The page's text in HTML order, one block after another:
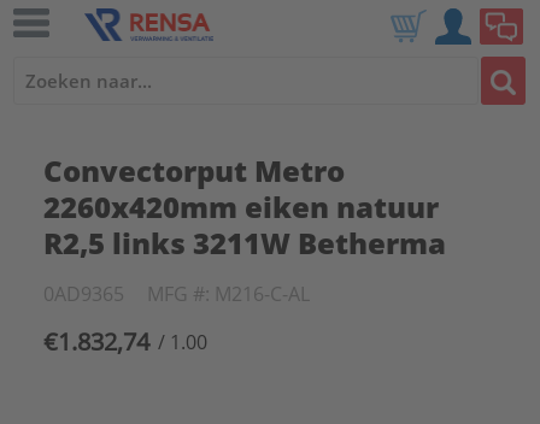
Convectorput Metro
2260x420mm eiken natuur
R2,5 links 3211W Betherma
0AD9365 MFG #: M216-C-AL
€1.832,74 / 1.00